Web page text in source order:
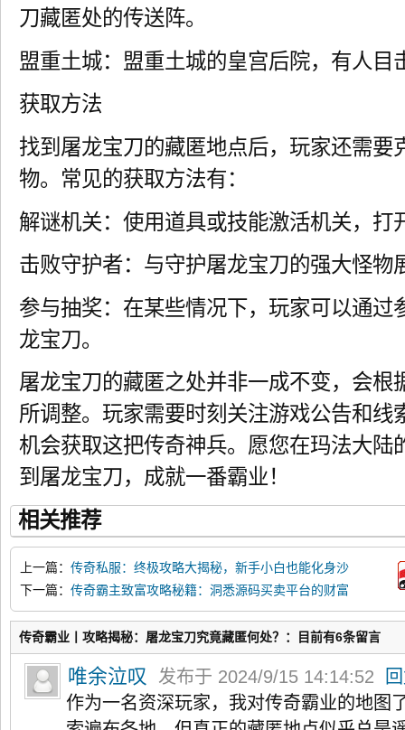
刀藏匿处的传送阵。
盟重土城：盟重土城的皇宫后院，有人目
获取方法
找到屠龙宝刀的藏匿地点后，玩家还需要
物。常见的获取方法有：
解谜机关：使用道具或技能激活机关，打
击败守护者：与守护屠龙宝刀的强大怪物
参与抽奖：在某些情况下，玩家可以通过
龙宝刀。
屠龙宝刀的藏匿之处并非一成不变，会根
所调整。玩家需要时刻关注游戏公告和线
机会获取这把传奇神兵。愿您在玛法大陆
到屠龙宝刀，成就一番霸业！
相关推荐
上一篇： 传奇私服：终极攻略大揭秘，新手小白也能化身沙
城霸主
下一篇： 传奇霸主致富攻略秘籍：洞悉源码买卖平台的财富
密码
传奇霸业丨攻略揭秘：屠龙宝刀究竟藏匿何处？：目前有6条留言
唯余泣叹 发布于 2024/9/15 14:14:52
作为一名资深玩家，我对传奇霸业的地图